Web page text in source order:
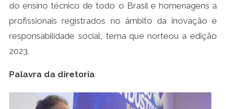
do ensino técnico de todo o Brasil e homenagens a
profissionais registrados no âmbito da inovação e
responsabilidade social, tema que norteou a edição
2023.
Palavra da diretoria